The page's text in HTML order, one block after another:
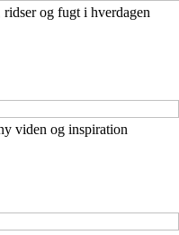
og fugt i hverdagen
viden og inspiration